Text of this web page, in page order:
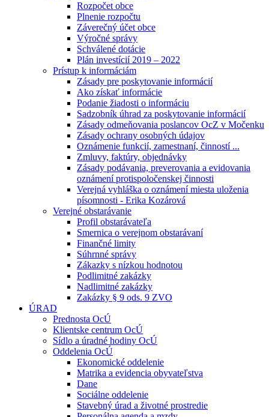
Rozpočet obce
Plnenie rozpočtu
Záverečný účet obce
Výročné správy
Schválené dotácie
Plán investícií 2019 – 2022
Prístup k informáciám
Zásady pre poskytovanie informácií
Ako získať informácie
Podanie žiadosti o informáciu
Sadzobník úhrad za poskytovanie informácií
Zásady odmeňovania poslancov OcZ v Močenku
Zásady ochrany osobných údajov
Oznámenie funkcií, zamestnaní, činností ...
Zmluvy, faktúry, objednávky
Zásady podávania, preverovania a evidovania
oznámení protispoločenskej činnosti
Verejná vyhláška o oznámení miesta uloženia
písomnosti - Erika Kozárová
Verejné obstarávanie
Profil obstarávateľa
Smernica o verejnom obstarávaní
Finančné limity
Súhrnné správy
Zákazky s nízkou hodnotou
Podlimitné zakázky
Nadlimitné zakázky
Zakázky § 9 ods. 9 ZVO
ÚRAD
Prednosta OcÚ
Klientske centrum OcÚ
Sídlo a úradné hodiny OcÚ
Oddelenia OcÚ
Ekonomické oddelenie
Matrika a evidencia obyvateľstva
Dane
Sociálne oddelenie
Stavebný úrad a životné prostredie